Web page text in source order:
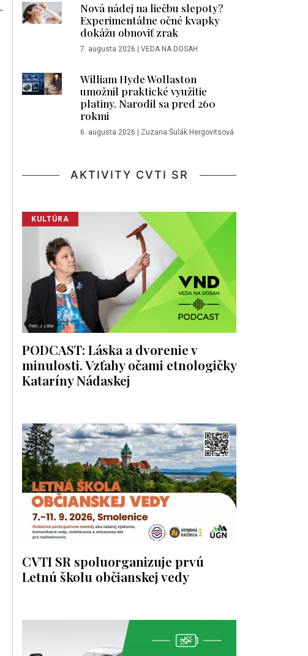
Nová nádej na liečbu slepoty?
Experimentálne očné kvapky
dokážu obnoviť zrak
7. augusta 2026 | VEDA NA DOSAH
William Hyde Wollaston
umožnil praktické využitie
platiny. Narodil sa pred 260
rokmi
6. augusta 2026 | Zuzana Šulák Hergovitsová
AKTIVITY CVTI SR
KULTÚRA
PODCAST: Láska a dvorenie v
minulosti. Vzťahy očami etnologičky
Kataríny Nádaskej
CVTI SR spoluorganizuje prvú
Letnú školu občianskej vedy